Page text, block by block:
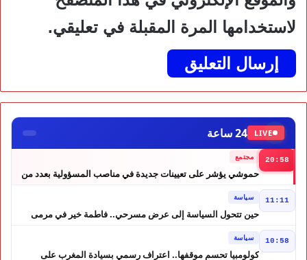
لاستخدامها المرة المقبلة في تعليقي.
LIVE 24 ساعة
20:58 مجتمع
حموشي يؤشر على تعيينات جديدة في مناصب المسؤولية بعدد من
11:11 سياسة
حين تتحول السياسة إلى عرض مسرحي.. فاطمة خير في مرمى
10:58 سياسة
كولومبيا تحسم موقفها.. اعتراف رسمي بسيادة المغرب على